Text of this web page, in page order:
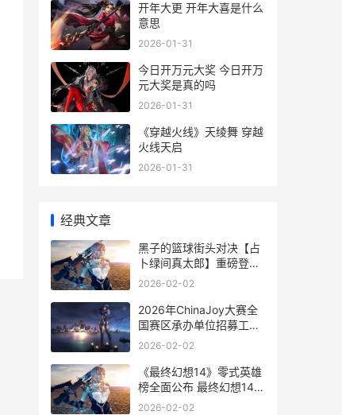
开年大更 开年大喜是什么
意思
2026-01-31
今日开万元大奖 今日开万
元大奖是真的吗
2026-01-31
《穿越火线》天绫舞 穿越
火线天启
2026-01-31
经典文章
黑子的篮球街头对决【占
卜绿间真太郎】重磅登场
黑子的篮球街头对决礼包
2026-02-02
2026年ChinaJoy大赛全
国赛区承办单位招募工作
正式启动 chinajoy参展名
2026-02-02
《最终幻想14》零式英雄
榜全面公布 最终幻想14水
晶世界
2026-02-02